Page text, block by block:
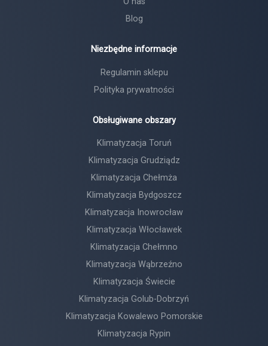
Blog
Niezbędne informacje
Regulamin sklepu
Polityka prywatności
Obsługiwane obszary
Klimatyzacja Toruń
Klimatyzacja Grudziądz
Klimatyzacja Chełmża
Klimatyzacja Bydgoszcz
Klimatyzacja Inowrocław
Klimatyzacja Włocławek
Klimatyzacja Chełmno
Klimatyzacja Wąbrzeźno
Klimatyzacja Świecie
Klimatyzacja Golub-Dobrzyń
Klimatyzacja Kowalewo Pomorskie
Klimatyzacja Rypin